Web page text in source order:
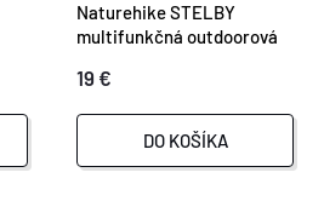
Naturehike STELBY
multifunkčná outdoorová
19 €
DO KOŠÍKA